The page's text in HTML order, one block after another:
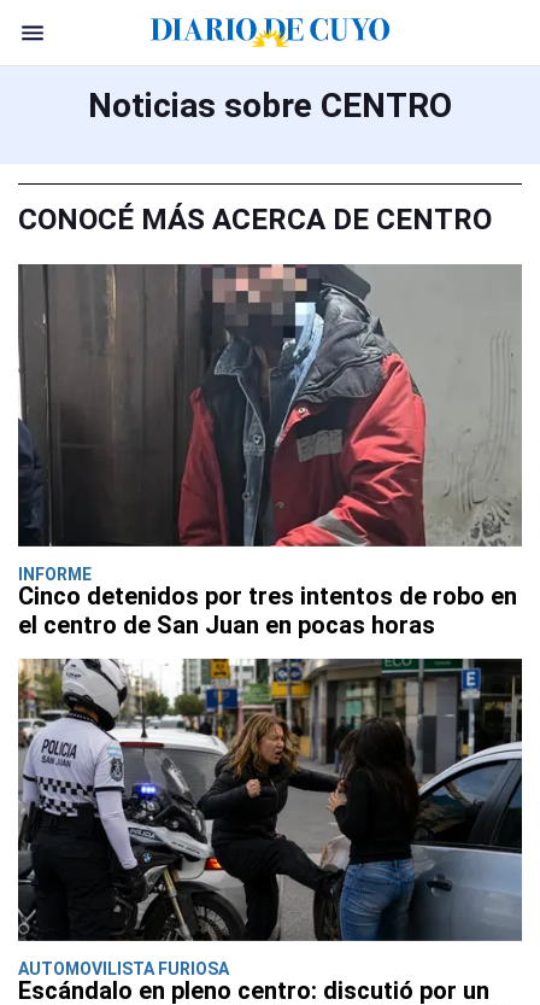
Noticias sobre CENTRO
CONOCÉ MÁS ACERCA DE CENTRO
INFORME
Cinco detenidos por tres intentos de robo en
el centro de San Juan en pocas horas
AUTOMOVILISTA FURIOSA
Escándalo en pleno centro: discutió por un